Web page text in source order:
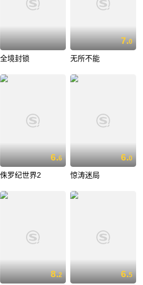
全境封锁
7.0
无所不能
6.6
侏罗纪世界2
6.0
惊涛迷局
8.2 6.5